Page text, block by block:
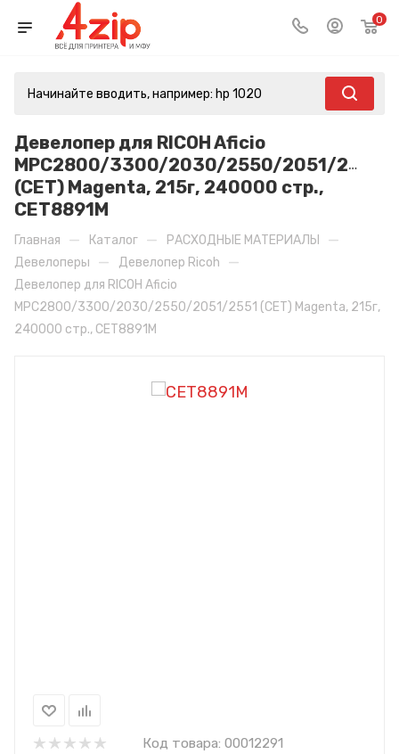
0
Девелопер для RICOH Aficio
MPC2800/3300/2030/2550/2051/2551
(CET) Magenta, 215г, 240000 стр.,
CET8891M
Главная — Каталог — РАСХОДНЫЕ МАТЕРИАЛЫ —
Девелоперы — Девелопер Ricoh —
Девелопер для RICOH Aficio
MPC2800/3300/2030/2550/2051/2551 (CET) Magenta, 215г,
240000 стр., CET8891M
Код товара: 00012291